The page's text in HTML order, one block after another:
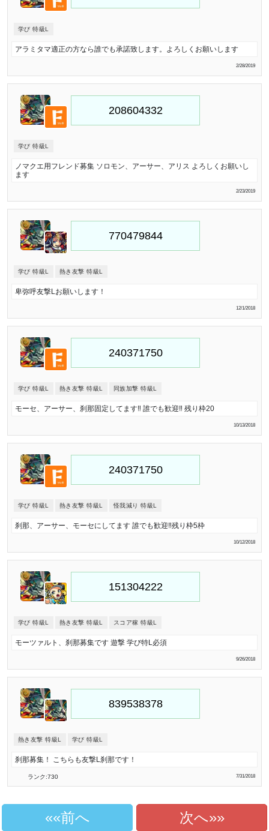
学び 特級L
アラミタマ適正の方なら誰でも承諾致します。よろしくお願いします
2/28/2019
学び 特級L
ノマクエ用フレンド募集 ソロモン、アーサー、アリス よろしくお願いし
ます
2/23/2019
学び 特級L 熱き友撃 特級L
卑弥呼友撃Lお願いします！
12/1/2018
学び 特級L 熱き友撃 特級L 同族加撃 特級L
モーセ、アーサー、刹那固定してます‼️ 誰でも歓迎‼️ 残り枠20
10/13/2018
学び 特級L 熱き友撃 特級L 怪我減り 特級L
刹那、アーサー、モーセにしてます 誰でも歓迎‼️残り枠5枠
10/12/2018
学び 特級L 熱き友撃 特級L スコア稼 特級L
モーツァルト、刹那募集です 遊撃 学び特L必須
9/26/2018
熱き友撃 特級L 学び 特級L
刹那募集！ こちらも友撃L刹那です！
ランク:730 7/31/2018
«前へ 次へ»